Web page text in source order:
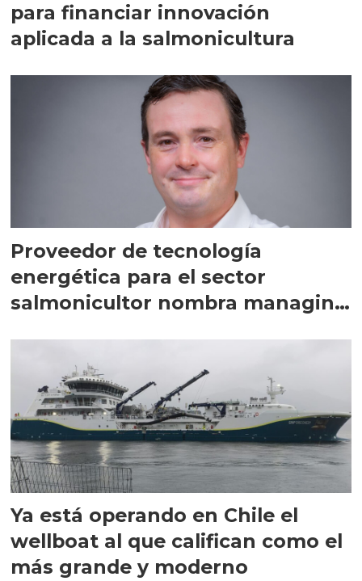
para financiar innovación
aplicada a la salmonicultura
Proveedor de tecnología
energética para el sector
salmonicultor nombra managing
Ya está operando en Chile el
wellboat al que califican como el
más grande y moderno